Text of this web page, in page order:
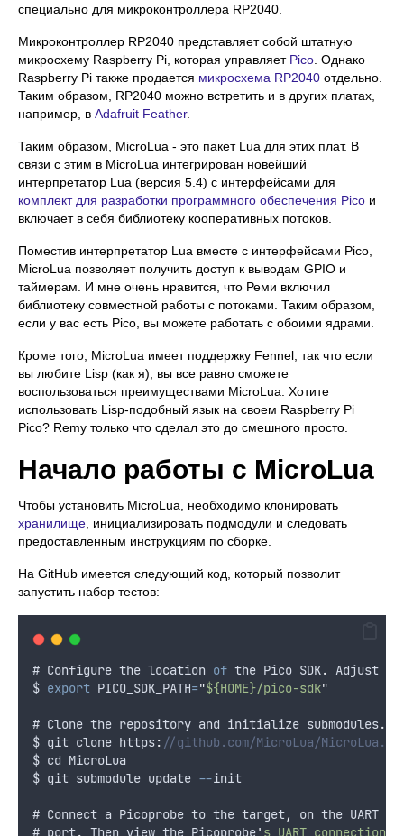
специально для микроконтроллера RP2040.
Микроконтроллер RP2040 представляет собой штатную
микросхему Raspberry Pi, которая управляет Pico . Однако
Raspberry Pi также продается микросхема RP2040 отдельно.
Таким образом, RP2040 можно встретить и в других платах,
например, в Adafruit Feather.
Таким образом, MicroLua - это пакет Lua для этих плат. В
связи с этим в MicroLua интегрирован новейший
интерпретатор Lua (версия 5.4) с интерфейсами для
комплект для разработки программного обеспечения Pico и
включает в себя библиотеку кооперативных потоков.
Поместив интерпретатор Lua вместе с интерфейсами Pico,
MicroLua позволяет получить доступ к выводам GPIO и
таймерам. И мне очень нравится, что Реми включил
библиотеку совместной работы с потоками. Таким образом,
если у вас есть Pico, вы можете работать с обоими ядрами.
Кроме того, MicroLua имеет поддержку Fennel, так что если
вы любите Lisp (как я), вы все равно сможете
воспользоваться преимуществами MicroLua. Хотите
использовать Lisp-подобный язык на своем Raspberry Pi
Pico? Remy только что сделал это до смешного просто.
Начало работы с MicroLua
Чтобы установить MicroLua, необходимо клонировать
хранилище , инициализировать подмодули и следовать
предоставленным инструкциям по сборке.
На GitHub имеется следующий код, который позволит
запустить набор тестов:
# Configure the location of the Pico SDK. Adjust
$ export PICO_SDK_PATH="${HOME}/pico-sdk"
# Clone the repository and initialize submodules.
$ git clone https: //github.com/MicroLua/
$ cd MicroLua
$ git submodule update --init
# Connect a Picoprobe to the target, on the UART
# port. Then view the Picoprobe' s UART connection